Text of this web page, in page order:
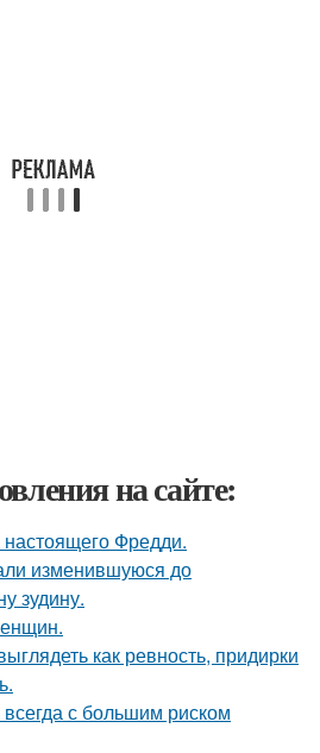
на сайте:
Фредди.
изменившуюся до
зудину.
как ревность, придирки
с большим риском